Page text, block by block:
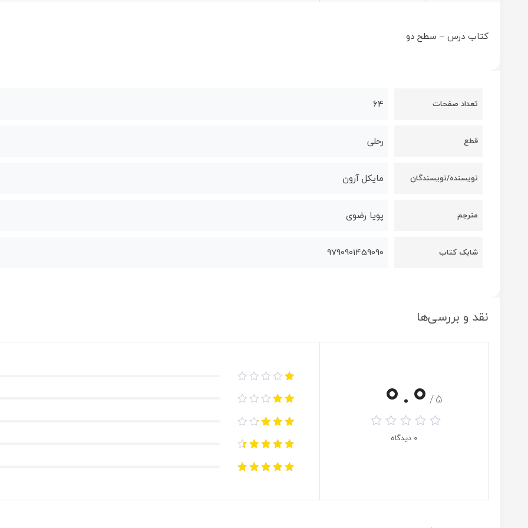
کتاب درس – سطح دو
تعداد صفحات 64
قطع رحلی
نویسنده/نویسندگان مایکل آرون
مترجم پویا رضوی
شابک کتاب 9790901459090
نقد و بررسی‌ها
0.0 /5
0 دیدگاه